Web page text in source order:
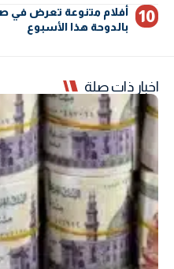
أفلام متنوعة تعرض في
بالدوحة هذا الأسبوع
اخبار ذات صلة